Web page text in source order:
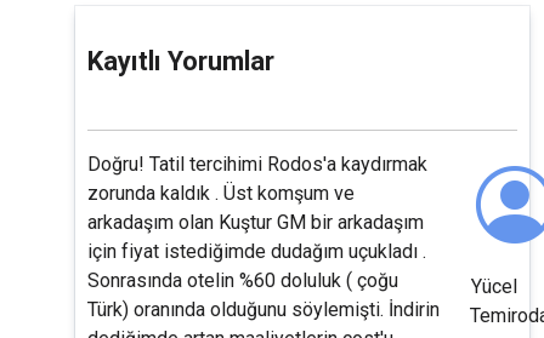
Kayıtlı Yorumlar
Doğru! Tatil tercihimi Rodos'a kaydırmak
zorunda kaldık . Üst komşum ve
arkadaşım olan Kuştur GM bir arkadaşım
için fiyat istediğimde dudağım uçukladı .
Sonrasında otelin %60 doluluk ( çoğu
Türk) oranında olduğunu söylemişti. İndirin
Yücel